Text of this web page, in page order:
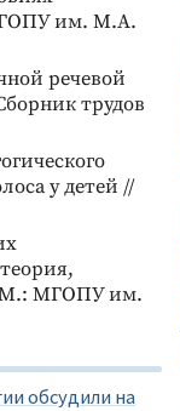
им. М.А.
речевой
трудов
у детей //
М.: МГОПУ им.
обсудили на